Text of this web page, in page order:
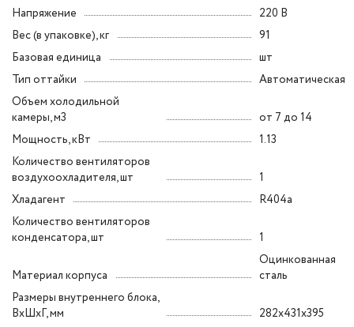
Напряжение
220 В
Вес (в упаковке), кг
91
Базовая единица
шт
Тип оттайки
Автоматическая
Объем холодильной
камеры, м3
от 7 до 14
Мощность, кВт
1.13
Количество вентиляторов
воздухоохладителя, шт
1
Хладагент
R404a
Количество вентиляторов
конденсатора, шт
1
Материал корпуса
Оцинкованная
сталь
Размеры внутреннего блока,
ВхШхГ, мм
282x431x395